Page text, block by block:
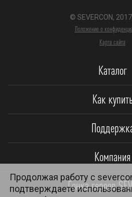
© SEVERCON,
Положение о
Карта сайта
Каталог
Как
Компания
Гонка героев
Продолжая работу с
подтверждаете